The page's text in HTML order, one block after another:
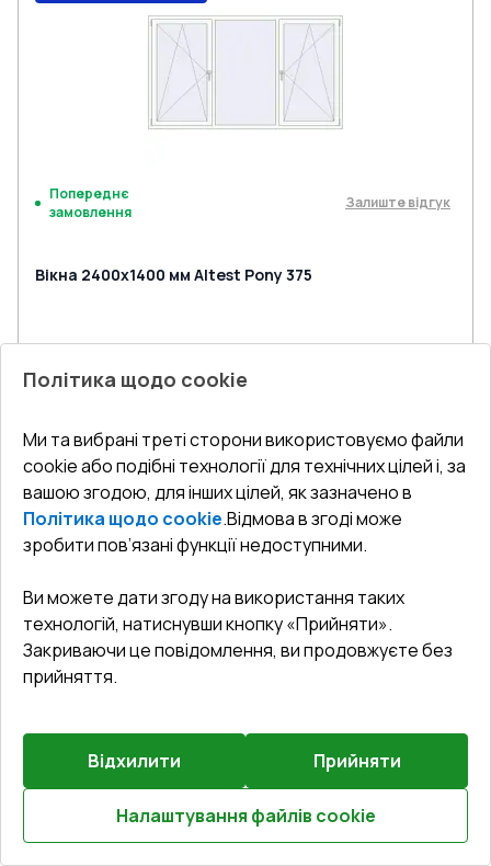
Розрахуй онлайн
Попереднє
замовлення
Залиште відгук
Вікна 2400x1400 мм Altest Pony 375
Профільна система: 1камерна
Глибина профілю:
Зламобезпека : Базова фурнітура
€1,471.77
€956.65
Детальніше / Змінити
Базова комплектація
Без ручки
НАЦ. КЕШБЕК 10%
Політика щодо cookie
Ми та вибрані треті сторони використовуємо файли
cookie або подібні технології для технічних цілей і, за
вашою згодою, для інших цілей, як зазначено в
Політика щодо cookie.Відмова в згоді може
зробити пов’язані функції недоступними.
Ви можете дати згоду на використання таких
технологій, натиснувши кнопку «Прийняти».
Закриваючи це повідомлення, ви продовжуєте без
прийняття.
Відхилити Прийняти
Налаштування файлів cookie